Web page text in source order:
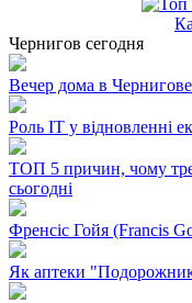
Чернигов сегодня
Вечер дома в
Роль ІТ у відновленні
ТОП 5 причин, чому
сьогодні
Френсіс Гойя (Francis
Як аптеки